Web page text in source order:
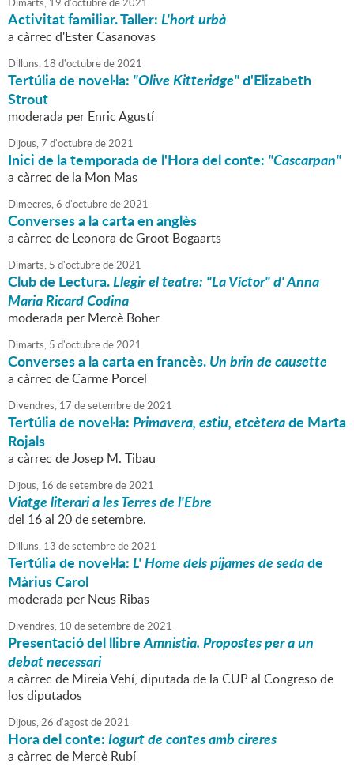
Activitat familiar. Taller:L'hort urbà
a càrrec d'Ester Casanovas
Dilluns, 18 d'octubrede2021
Tertúlia de novel·la: "Olive Kitteridge"d'Elizabeth
Strout
moderada per Enric Agustí
Dijous,7 d'octubrede2021
Inici de la temporada de l'Hora del conte: "Cascarpan"
a càrrec de la Mon Mas
Dimecres,6 d'octubrede2021
Converses a la carta en anglès
a càrrec de Leonora de Groot Bogaarts
Dimarts, 5 d'octubrede2021
Club de Lectura.Llegir el teatre: "La Víctor" d' Anna
Maria Ricard Codina
moderada per Mercè Boher
Dimarts, 5 d'octubrede2021
Converses a la carta en francès.Un brin de causette
a càrrec de Carme Porcel
Divendres, 17 desetembrede2021
Tertúlia de novel·la:Primavera, estiu, etcèterade Marta
Rojals
a càrrec de Josep M. Tibau
Dijous, 16 desetembrede2021
Viatge literari a les Terres de l'Ebre
del 16 al 20 de setembre.
Dilluns, 13 desetembrede2021
Tertúlia de novel·la:L' Home dels pijames de sedade
Màrius Carol
moderada per Neus Ribas
Divendres, 10 desetembrede2021
Presentació del llibreAmnistia. Propostes per a un
debat necessari
a càrrec de Mireia Vehí, diputada de la CUP al Congreso de
los diputados
Dijous,26 d'agostde2021
Hora del conte:Iogurt de contes amb cireres
a càrrec de Mercè Rubí